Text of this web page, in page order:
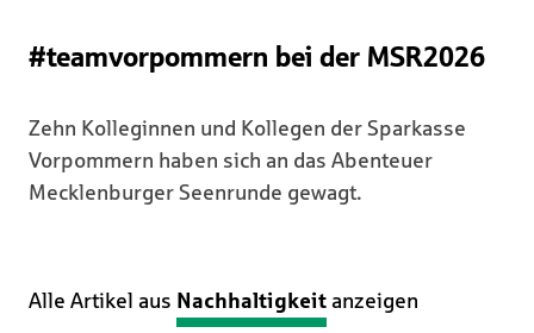
#teamvorpommern bei der MSR2026
Zehn Kolleginnen und Kollegen der Sparkasse
Vorpommern haben sich an das Abenteuer
Mecklenburger Seenrunde gewagt.
Alle Artikel aus Nachhaltigkeit anzeigen